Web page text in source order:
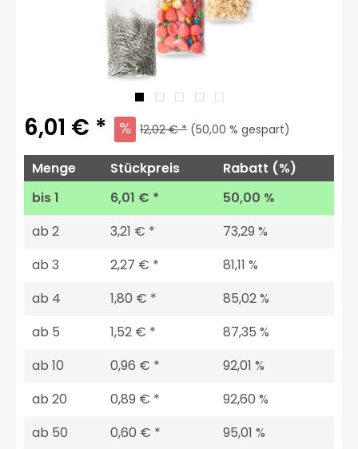
6,01 € * 12,02 € * (50,00 % gespart)
Menge Stückpreis
Rabatt (%)
bis1 6,01 € *
50,00 %
ab 2 3,21 € *
73,29 %
ab 3 2,27 € *
81,11 %
ab 4 1,80 € *
85,02 %
ab 5 1,52 € *
87,35 %
ab 10 0,96 € *
92,01 %
ab 20 0,89 € *
92,60 %
ab 50 0,60 € *
95,01 %